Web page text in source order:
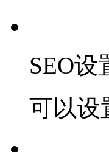
SEO设
可以设